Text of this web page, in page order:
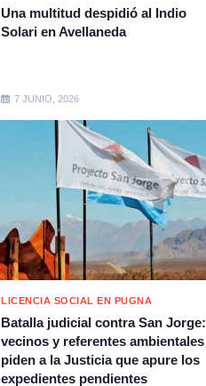
Una multitud despidió al Indio
Solari en Avellaneda
7 JUNIO, 2026
LICENCIA SOCIAL EN PUGNA
Batalla judicial contra San Jorge:
vecinos y referentes ambientales
piden a la Justicia que apure los
expedientes pendientes